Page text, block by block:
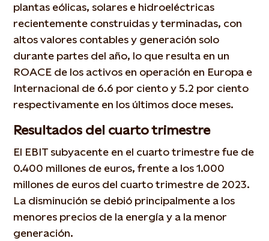
plantas eólicas, solares e hidroeléctricas
recientemente construidas y terminadas, con
altos valores contables y generación solo
durante partes del año, lo que resulta en un
ROACE de los activos en operación en Europa e
Internacional de 6.6 por ciento y 5.2 por ciento
respectivamente en los últimos doce meses.
Resultados del cuarto trimestre
El EBIT subyacente en el cuarto trimestre fue de
0.400 millones de euros, frente a los 1.000
millones de euros del cuarto trimestre de 2023.
La disminución se debió principalmente a los
menores precios de la energía y a la menor
generación.